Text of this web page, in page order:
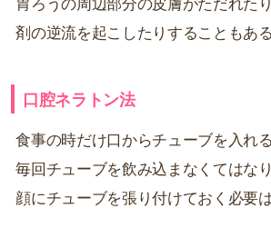
剤の逆流を起こしたりすることもあ
口腔ネラトン法
食事の時だけ口からチューブを入れる
毎回チューブを飲み込まなくてはな
顔にチューブを張り付けておく必要